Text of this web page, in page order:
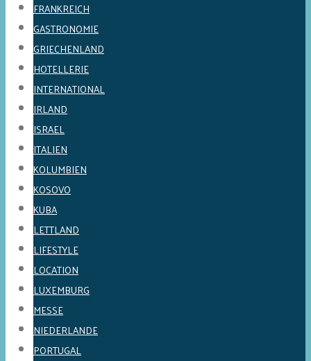
FRANKREICH
GASTRONOMIE
GRIECHENLAND
HOTELLERIE
INTERNATIONAL
IRLAND
ISRAEL
ITALIEN
KOLUMBIEN
KOSOVO
KUBA
LETTLAND
LIFESTYLE
LOCATION
LUXEMBURG
MESSE
NIEDERLANDE
PORTUGAL